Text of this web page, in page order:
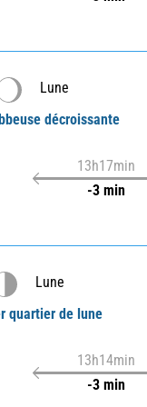
Lune
décroissante
13h17min
-3 min
Lune
quartier de lune
13h14min
-3 min